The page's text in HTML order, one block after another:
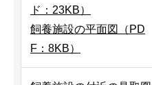
ド：23KB）
飼養施設の平面図（PD
F：8KB）